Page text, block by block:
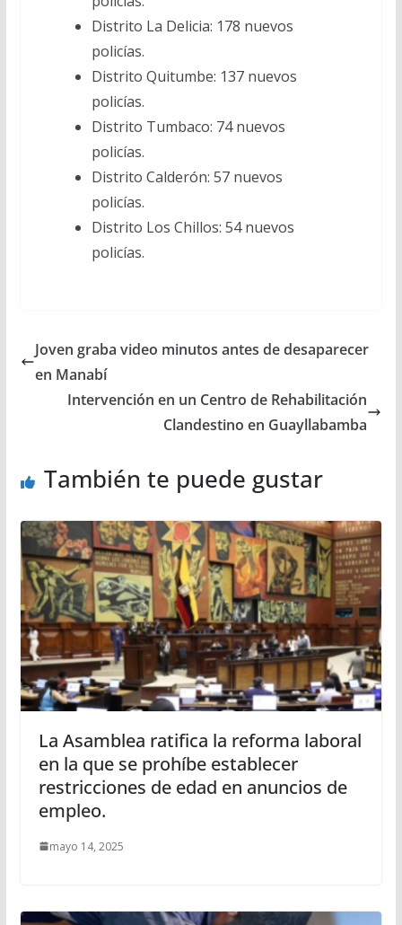
Distrito La Delicia: 178 nuevos
policías.
Distrito Quitumbe: 137 nuevos
policías.
Distrito Tumbaco: 74 nuevos
policías.
Distrito Calderón: 57 nuevos
policías.
Distrito Los Chillos: 54 nuevos
policías.
Joven graba video minutos antes de desaparecer
en Manabí
Intervención en un Centro de Rehabilitación
Clandestino en Guayllabamba
También te puede gustar
La Asamblea ratifica la reforma laboral
en la que se prohíbe establecer
restricciones de edad en anuncios de
empleo.
mayo 14, 2025